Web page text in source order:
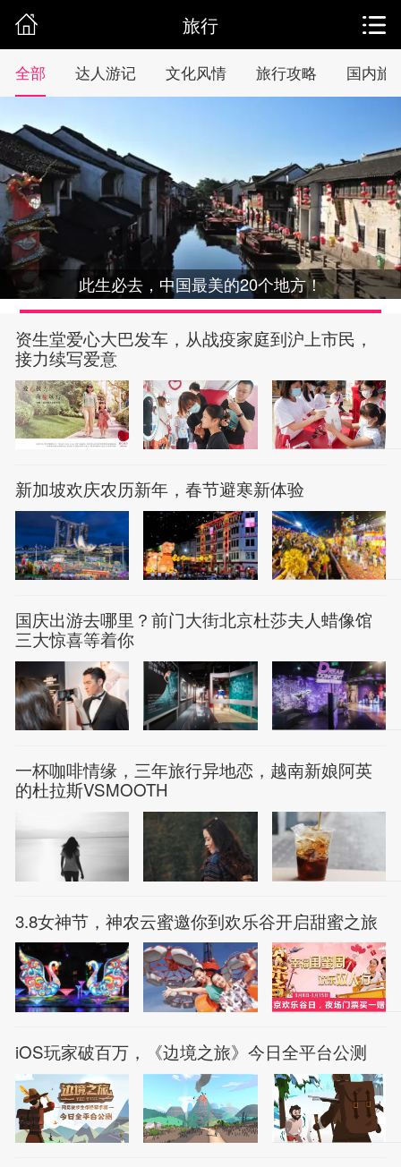
旅行
全部 达人游记 文化风情 旅行攻略 国内旅
此生必去，中国最美的20个地方！
资生堂爱心大巴发车，从战疫家庭到沪上市民，
接力续写爱意
新加坡欢庆农历新年，春节避寒新体验
国庆出游去哪里？前门大街北京杜莎夫人蜡像馆
三大惊喜等着你
一杯咖啡情缘，三年旅行异地恋，越南新娘阿英
的杜拉斯VSMOOTH
3.8女神节，神农云蜜邀你到欢乐谷开启甜蜜之旅
iOS玩家破百万，《边境之旅》今日全平台公测